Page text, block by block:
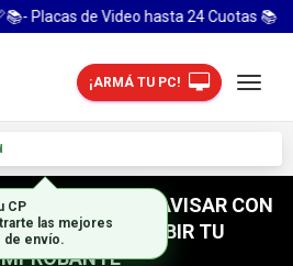
Placas de Video hasta 24 Cuotas 📚
¡ARMÁ TU PC!
/ PARA RETIRO AVISAR CON
/ NO OLVIDES SUBIR TU
CP
las mejores
de envío.